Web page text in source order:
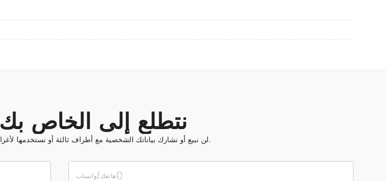
نتطلع إلى الخاص بك
لن نبيع أو نشارك بياناتك الشخصية مع أطراف ثالثة أو نستخدمها لأغراض خارج الرد على استفسارك.